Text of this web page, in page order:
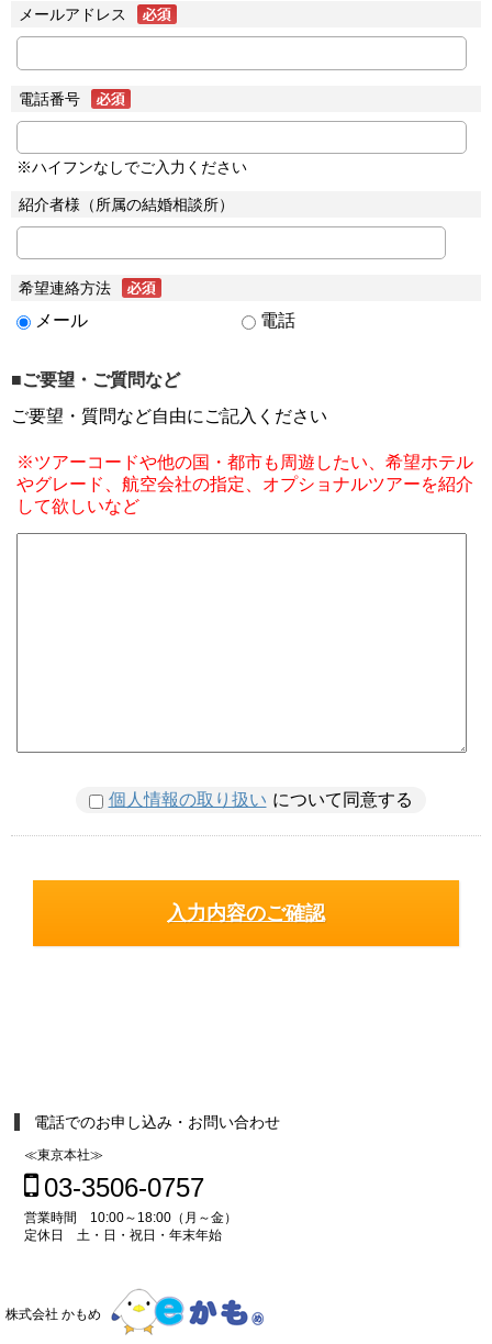
メールアドレス
電話番号
※ハイフンなしでご入力ください
紹介者様（所属の結婚相談所）
希望連絡方法
メール 電話
■ご要望・ご質問など
ご要望・質問など自由にご記入ください
※ツアーコードや他の国・都市も周遊したい、希望ホテル
やグレード、航空会社の指定、オプショナルツアーを紹介
して欲しいなど
個人情報の取り扱い について同意する
電話でのお申し込み・お問い合わせ
≪東京本社≫
03-3506-0757
営業時間 10:00～18:00（月～金）
定休日 土・日・祝日・年末年始
株式会社 かもめ